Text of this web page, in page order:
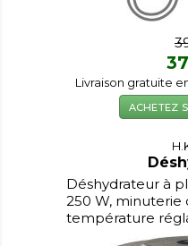
Livraison gratuite
ACHETEZ
Déshydrateur à
250 W, minuterie
température